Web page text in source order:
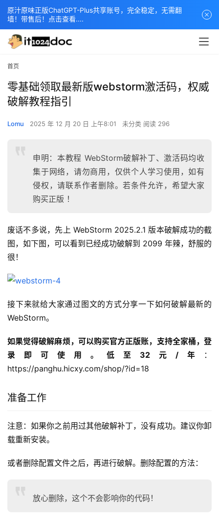
首页
零基础领取最新版webstorm激活码，权威
破解教程指引
Lomu 2025 年 12 月 20 日 上午8:01 未分类 阅读 296
申明：本教程 WebStorm破解补丁、激活码均收
集于网络，请勿商用，仅供个人学习使用，如有
侵权，请联系作者删除。若条件允许，希望大家
购买正版 ！
废话不多说，先上 WebStorm 2025.2.1 版本破解成功的截
图，如下图，可以看到已经成功破解到 2099 年辣，舒服的
很！
接下来就给大家通过图文的方式分享一下如何破解最新的
WebStorm。
如果觉得破解麻烦，可以购买官方正版账，支持全家桶，登
录即可使用。低至32元/年
：
https://panghu.hicxy.com/shop/?id=18
准备工作
注意：如果你之前用过其他破解补丁，没有成功。建议你卸
载重新安装。
或者删除配置文件之后，再进行破解。删除配置的方法：
放心删除，这个不会影响你的代码！
原汁原味正版ChatGPT-Plus共享账号，完全稳定，无需翻
墙！带售后！点击查看....